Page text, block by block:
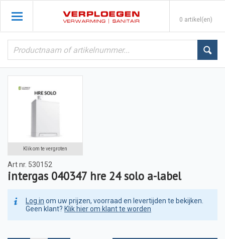
0 artikel(en)
Klik om te vergroten
Art nr. 530152
intergas 040347 hre 24 solo a-label
Log in om uw prijzen, voorraad en levertijden te bekijken.
Geen klant? Klik hier om klant te worden